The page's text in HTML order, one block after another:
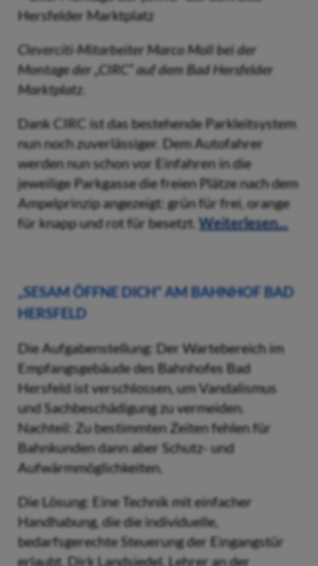
Cleverciti-Mitarbeiter Marco Moll bei der
Montage der „CIRC“ auf dem Bad Hersfelder
Marktplatz.
Dank CIRC ist das bestehende Parkleitsystem
nun noch zuverlässiger. Dem Autofahrer
werden nun schon vor Einfahren in die
jeweilige Parkgasse die freien Plätze nach dem
Ampelprinzip angezeigt: grün für frei, orange
für knapp und rot für besetzt. Weiterlesen...
„SESAM ÖFFNE DICH“ AM BAHNHOF BAD
HERSFELD
Die Aufgabenstellung: Der Wartebereich im
Empfangsgebäude des Bahnhofes Bad
Hersfeld ist verschlossen, um Vandalismus
und Sachbeschädigung zu vermeiden.
Nachteil: Zu bestimmten Zeiten fehlen für
Bahnkunden dann aber Schutz- und
Aufwärmmöglichkeiten.
Die Lösung: Eine Technik mit einfacher
Handhabung, die die individuelle,
bedarfsgerechte Steuerung der Eingangstür
erlaubt. Dirk Landsiedel, Lehrer an der